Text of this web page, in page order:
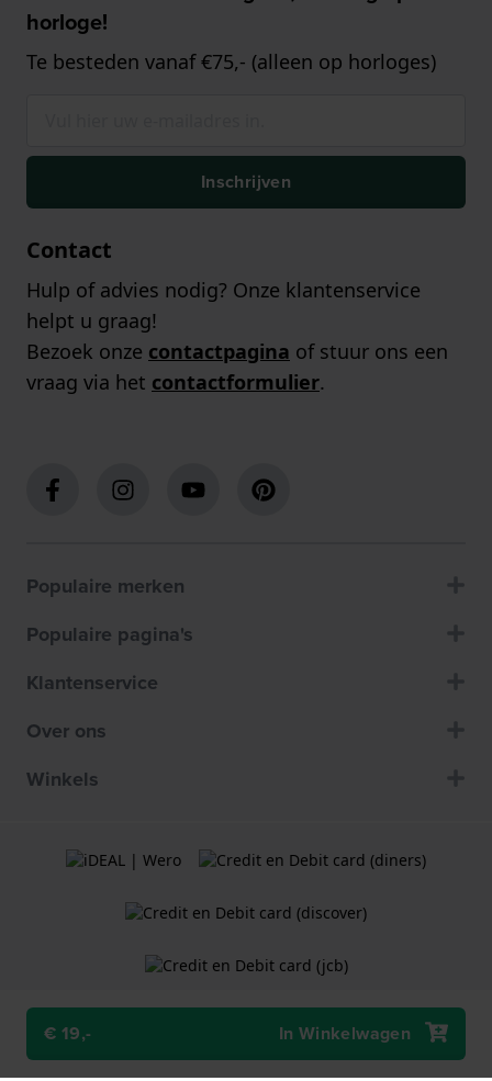
€ 19,- In Winkelwagen
horloge!
Te besteden vanaf €75,- (alleen op horloges)
Inschrijven
Contact
Hulp of advies nodig? Onze klantenservice
helpt u graag!
Bezoek onze contactpagina of stuur ons een
vraag via het contactformulier.
Populaire merken
Populaire pagina's
Klantenservice
Over ons
Winkels